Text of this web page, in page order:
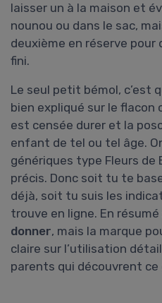
laisser un à la maison et
nounou ou dans le sac,
deuxième en réserve pour
fini.
Le seul petit bémol, c’est
bien expliqué sur le flacon
est censée durer et la
enfant de tel ou tel âge.
génériques type Fleurs de
précis. Donc soit tu te
déjà, soit tu suis les
trouve en ligne. En résumé
donner, mais la marque
claire sur l’utilisation
parents qui découvrent ce